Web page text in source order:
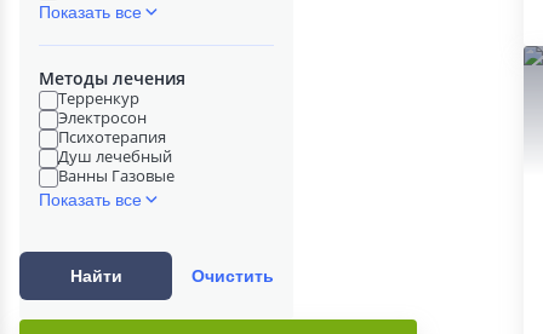
Показать все
Методы лечения
Терренкур
Электросон
Психотерапия
Душ лечебный
Ванны Газовые
Показать все
Найти Очистить